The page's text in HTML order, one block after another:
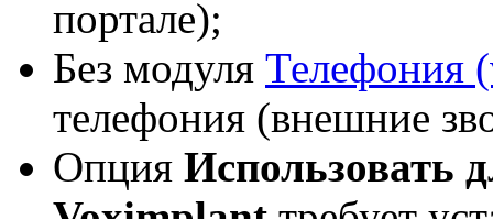
портале);
Без модуля Телефония
телефония (внешние
Опция Использовать